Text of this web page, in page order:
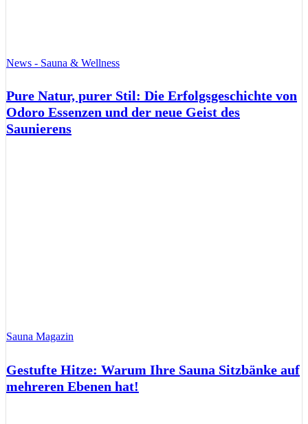
News - Sauna & Wellness
Pure Natur, purer Stil: Die Erfolgsgeschichte von
Odoro Essenzen und der neue Geist des
Saunierens
Sauna Magazin
Gestufte Hitze: Warum Ihre Sauna Sitzbänke auf
mehreren Ebenen hat!